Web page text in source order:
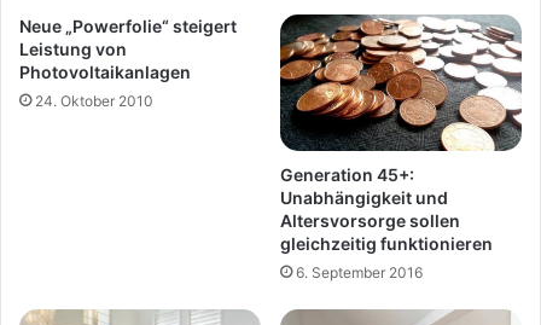
Neue „Powerfolie“ steigert
Leistung von
Photovoltaikanlagen
24. Oktober 2010
Generation 45+:
Unabhängigkeit und
Altersvorsorge sollen
gleichzeitig funktionieren
6. September 2016